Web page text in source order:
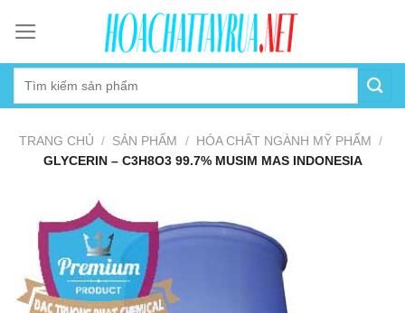
content
TRANG CHỦ / SẢN PHẨM / HÓA CHẤT NGÀNH MỸ PHẨM /
GLYCERIN – C3H8O3 99.7% MUSIM MAS INDONESIA